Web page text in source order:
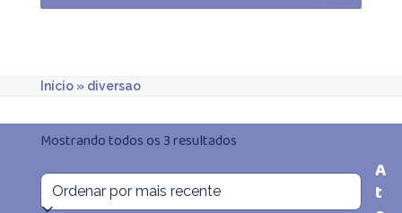
Início» diversao
Mostrando todos os 3 resultadosClassificado
por
A
t